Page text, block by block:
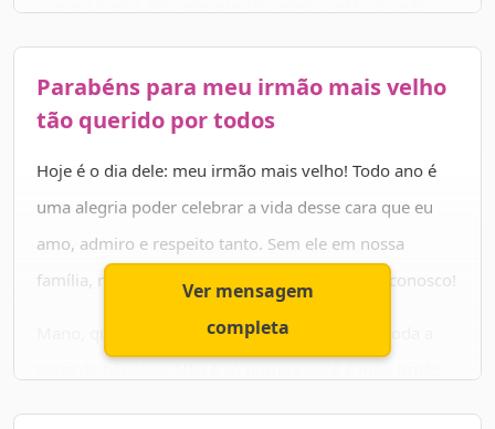
fortes. Tenha um dia maravilhoso, meu querido irmão!
Parabéns para meu irmão mais velho
tão querido por todos
Hoje é o dia dele: meu irmão mais velho! Todo ano é
uma alegria poder celebrar a vida desse cara que eu
amo, admiro e respeito tanto. Sem ele em nossa
família, nada seria o mesmo, que sorte é tê-lo conosco!
Mano, quero te desejar um feliz aniversário e toda a
Ver mensagem
completa